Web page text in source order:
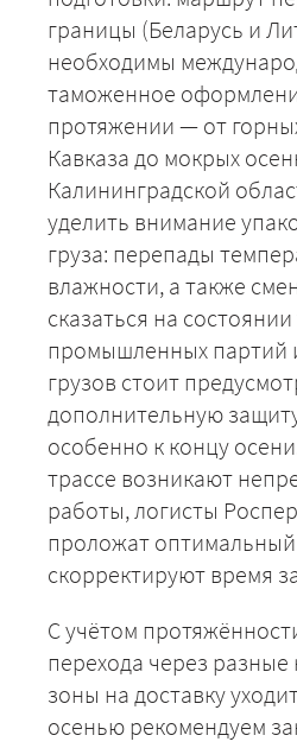
границы (Беларусь и
необходимы
таможенное
протяжении — от
Кавказа до мокрых
Калининградской
уделить внимание
груза: перепады
влажности, а также
сказаться на
промышленных партий
грузов стоит
дополнительную
особенно к концу
трассе возникают
работы, логисты
проложат
скорректируют время
С учётом
перехода через разные
зоны на доставку
осенью рекомендуем